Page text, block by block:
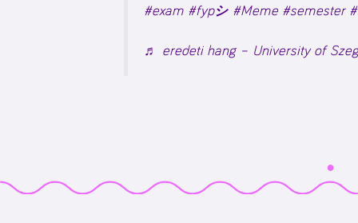
#exam #fypシ #Meme #semester
♬ eredeti hang – University of